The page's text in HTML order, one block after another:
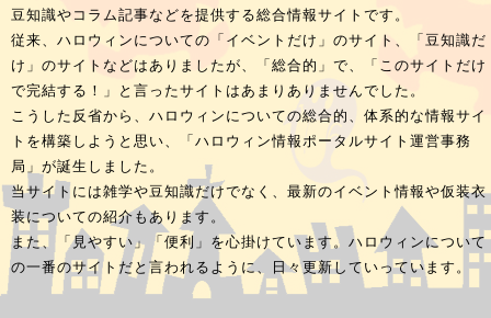
豆知識やコラム記事などを提供する総合情報サイトです。
従来、ハロウィンについての「イベントだけ」のサイト、「豆知識だ
け」のサイトなどはありましたが、「総合的」で、「このサイトだけ
で完結する！」と言ったサイトはあまりありませんでした。
こうした反省から、ハロウィンについての総合的、体系的な情報サイ
トを構築しようと思い、「ハロウィン情報ポータルサイト運営事務
局」が誕生しました。
当サイトには雑学や豆知識だけでなく、最新のイベント情報や仮装衣
装についての紹介もあります。
また、「見やすい」「便利」を心掛けています。ハロウィンについて
の一番のサイトだと言われるように、日々更新していっています。